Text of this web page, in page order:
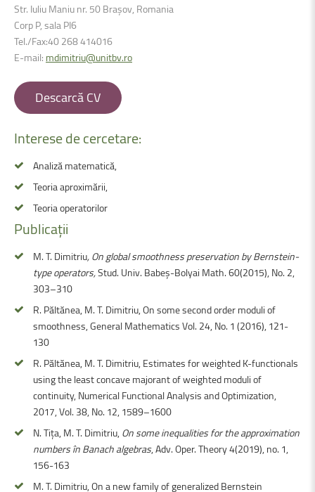
Str. Iuliu Maniu nr. 50 Brașov, Romania
Corp P, sala PI6
Tel./Fax:40 268 414016
E-mail: mdimitriu@unitbv.ro
Descarcă CV
Interesedecercetare:
Analiză matematică,
Teoria aproximării,
Teoria operatorilor
Publicații
M. T. Dimitriu,On global smoothness preservation by Bernstein-
type operators,Stud. Univ. Babeş-Bolyai Math. 60(2015), No. 2,
303–310
R. Păltănea, M. T. Dimitriu, On some second order moduli of
smoothness, General Mathematics Vol. 24, No. 1 (2016), 121-
130
R. Păltănea, M. T. Dimitriu, Estimates for weighted K-functionals
using the least concave majorant of weighted moduli of
continuity, Numerical Functional Analysis and Optimization,
2017, Vol. 38, No. 12, 1589–1600
N. Tiţa, M. T. Dimitriu,On some inequalities for the approximation
numbers în Banach algebras, Adv. Oper. Theory 4(2019), no. 1,
156-163
M. T. Dimitriu, On a new family of generalized Bernstein